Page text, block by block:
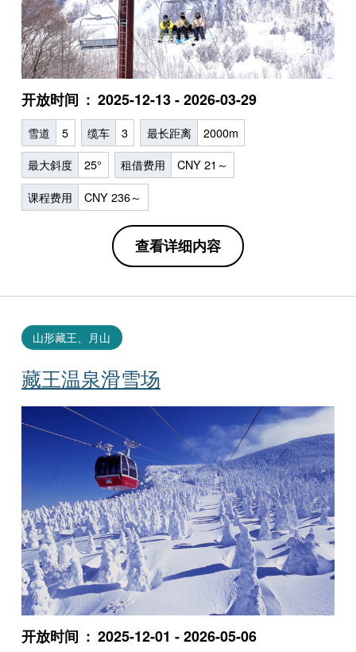
开放时间 2025-12-13 - 2026-03-29
雪道 5 缆车 3 最长距离 2000m
最大斜度 25° 租借费用 CNY 21～
课程费用 CNY 236～
查看详细内容
藏王温泉滑雪场
山形藏王、月山
开放时间 2025-12-01 - 2026-05-06